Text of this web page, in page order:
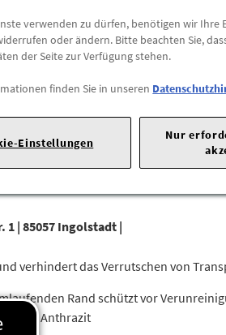
1 | 85057 Ingolstadt |
verhindert das Verrutschen von
Rand schützt vor
Anthrazit
verwenden zu dürfen, benötigen wir
oder ändern. Bitte beachten Sie,
der Seite zur Verfügung stehen.
finden Sie in unseren
Einstellungen
Nur